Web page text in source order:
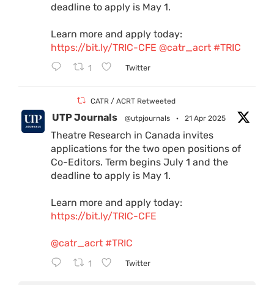
deadline to apply is May 1.
Learn more and apply today:
https://bit.ly/TRIC-CFE @catr_acrt #TRIC
1 Twitter
CATR / ACRT Retweeted
UTP Journals @utpjournals · 21 Apr 2025
Theatre Research in Canada invites
applications for the two open positions of
Co-Editors. Term begins July 1 and the
deadline to apply is May 1.
Learn more and apply today:
https://bit.ly/TRIC-CFE
@catr_acrt #TRIC
1 Twitter